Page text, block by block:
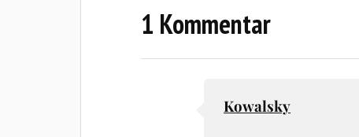
1 Kommentar
Kowalsky